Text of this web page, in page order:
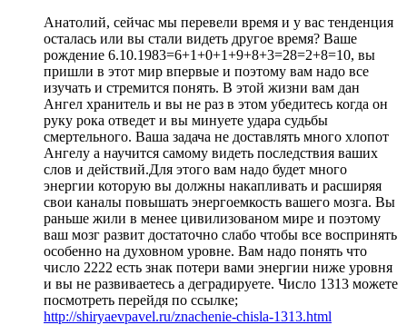
Анатолий, сейчас мы перевели время и у вас тенденция
осталась или вы стали видеть другое время? Ваше
рождение 6.10.1983=6+1+0+1+9+8+3=28=2+8=10, вы
пришли в этот мир впервые и поэтому вам надо все
изучать и стремится понять. В этой жизни вам дан
Ангел хранитель и вы не раз в этом убедитесь когда он
руку рока отведет и вы минуете удара судьбы
смертельного. Ваша задача не доставлять много хлопот
Ангелу а научится самому видеть последствия ваших
слов и действий.Для этого вам надо будет много
энергии которую вы должны накапливать и расширяя
свои каналы повышать энергоемкость вашего мозга. Вы
раньше жили в менее цивилизованом мире и поэтому
ваш мозг развит достаточно слабо чтобы все воспринять
особенно на духовном уровне. Вам надо понять что
число 2222 есть знак потери вами энергии ниже уровня
и вы не развиваетесь а деградируете. Число 1313 можете
посмотреть перейдя по ссылке;
http://shiryaevpavel.ru/znachenie-chisla-1313.html